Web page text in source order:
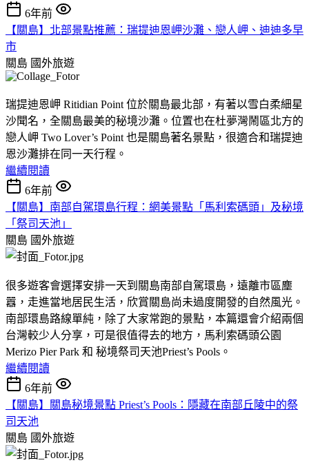
6年前
【關島】北部景點推薦：瑞提迪恩岬沙灘、戀人岬、迪迪多早
市
關島 國外旅遊
瑞提迪恩岬 Ritidian Point 位於關島最北部，有著以雪白柔細星
沙聞名，全關島最美的秘境沙灘。位置也在杜夢灣鬧區北方的
戀人岬 Two Lover’s Point 也是關島著名景點，很適合和瑞提迪
恩沙灘排在同一天行程。
繼續閱讀
6年前
【關島】南部自駕環島行程：網美景點「馬利索碼頭」及秘境
「祭司天池」
關島 國外旅遊
很多遊客會選擇安排一天到關島南部自駕環島，遠離市區塵
囂，走進當地居民生活，欣賞關島尚未過度開發的自然風光。
南部環島路線單純，除了大家常跑的景點，本篇還會介紹兩個
台灣較少人分享，可是很值得去的地方，馬利索碼頭公園
Merizo Pier Park 和 秘境祭司天池Priest’s Pools。
繼續閱讀
6年前
【關島】關島秘境景點 Priest’s Pools：隱藏在南部丘陵中的祭
司天池
關島 國外旅遊